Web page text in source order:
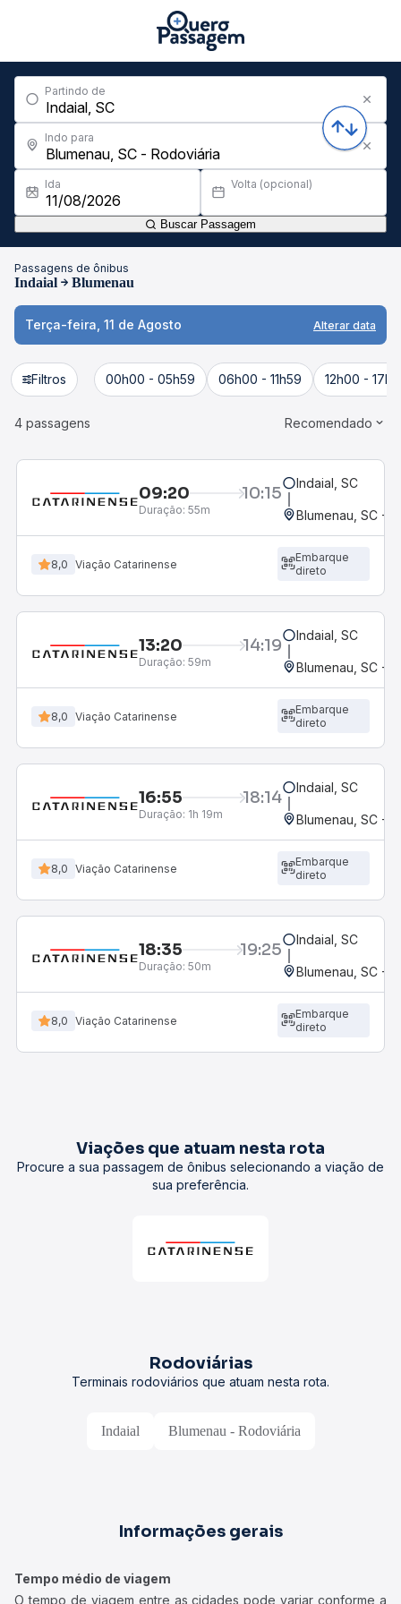
Partindo de
Indo para
Ida Volta (opcional)
Buscar Passagem
Passagens de ônibus
Indaial Blumenau
Terça-feira, 11 de Agosto Alterar data
Filtros 00h00 - 05h59 06h00 - 11h59 12h00 -
4 passagens Recomendado
09:20 10:15
Duração: 55m
Indaial, SC
Blumenau, SC -
8,0 Viação Catarinense
Embarque
direto
13:20 14:19
Duração: 59m
Indaial, SC
Blumenau, SC -
8,0 Viação Catarinense
Embarque
direto
16:55 18:14
Duração: 1h 19m
Indaial, SC
Blumenau, SC -
8,0 Viação Catarinense
Embarque
direto
18:35 19:25
Duração: 50m
Indaial, SC
Blumenau, SC -
8,0 Viação Catarinense
Embarque
direto
Viações que atuam nesta rota
Procure a sua passagem de ônibus selecionando a viação de
sua preferência.
Rodoviárias
Terminais rodoviários que atuam nesta rota.
Indaial Blumenau - Rodoviária
Informações gerais
Tempo médio de viagem
O tempo de viagem entre as cidades pode variar conforme a